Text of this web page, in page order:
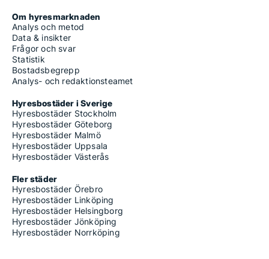
Om hyresmarknaden
Analys och metod
Data & insikter
Frågor och svar
Statistik
Bostadsbegrepp
Analys- och redaktionsteamet
Hyresbostäder i Sverige
Hyresbostäder Stockholm
Hyresbostäder Göteborg
Hyresbostäder Malmö
Hyresbostäder Uppsala
Hyresbostäder Västerås
Fler städer
Hyresbostäder Örebro
Hyresbostäder Linköping
Hyresbostäder Helsingborg
Hyresbostäder Jönköping
Hyresbostäder Norrköping